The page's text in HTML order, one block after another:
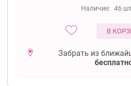
Наличие: 46
В
Забрать из